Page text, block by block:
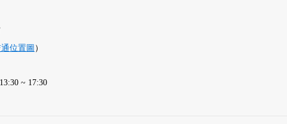
位置圖 ）
~ 17:30